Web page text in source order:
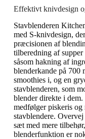
Effektivt knivdesign
Stavblenderen
med S-knivdesign,
præcisionen af
tilberedning af supper
såsom hakning af
blenderkande på 700
smoothies i, og en
stavblenderen, som
blender direkte i
medfølger piskeris og
stavblendere.
sæt med mere
blenderfunktion er